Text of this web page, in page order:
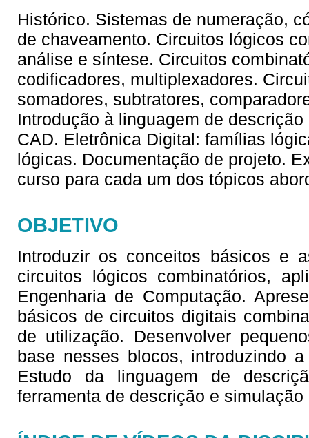
Histórico. Sistemas de numeração,
de chaveamento. Circuitos lógicos
análise e síntese. Circuitos
codificadores, multiplexadores.
somadores, subtratores,
Introdução à linguagem de
CAD. Eletrônica Digital: famílias
lógicas. Documentação de projeto.
curso para cada um dos tópicos
OBJETIVO
Introduzir os conceitos básicos e
circuitos lógicos combinatórios,
Engenharia de Computação.
básicos de circuitos digitais
de utilização. Desenvolver
base nesses blocos, introduzindo
Estudo da linguagem de
ferramenta de descrição e